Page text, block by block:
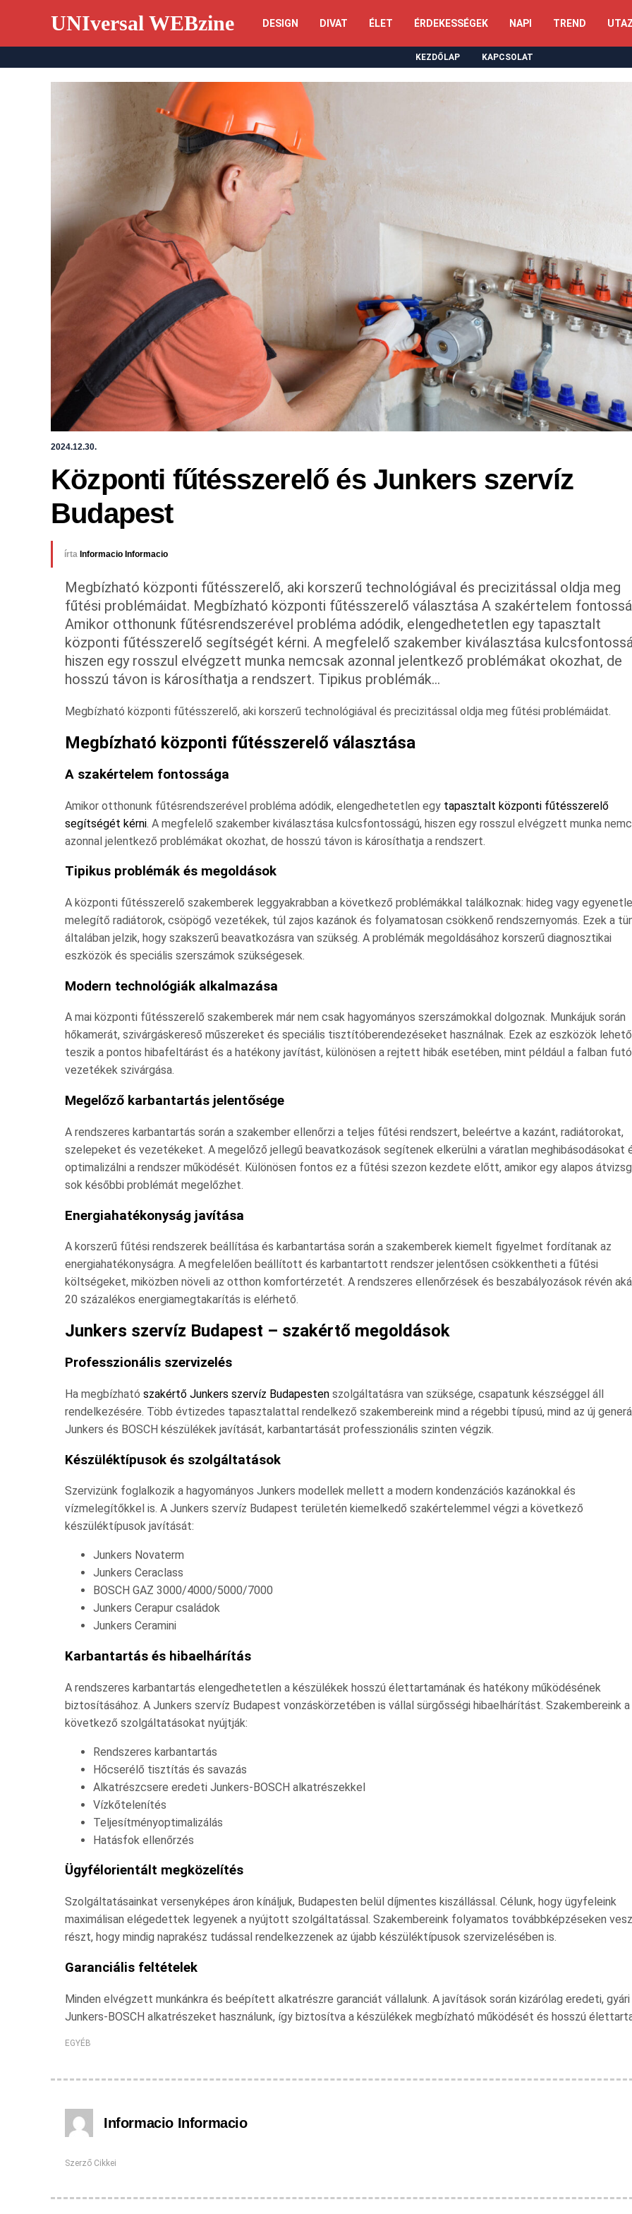
UNIversal WEBzine DESIGN DIVAT ÉLET ÉRDEKESSÉGEK NAPI TREND
KEZDŐLAP KAPCSOLAT
2024.12.30.
Központi fűtésszerelő és Junkers szervíz
Budapest
írta Informacio Informacio
Megbízható központi fűtésszerelő, aki korszerű technológiával és precizitással oldja meg
fűtési problémáidat. Megbízható központi fűtésszerelő választása A szakértelem
Amikor otthonunk fűtésrendszerével probléma adódik, elengedhetetlen egy tapasztalt
központi fűtésszerelő segítségét kérni. A megfelelő szakember kiválasztása
hiszen egy rosszul elvégzett munka nemcsak azonnal jelentkező problémákat okozhat, de
hosszú távon is károsíthatja a rendszert. Tipikus problémák…
Megbízható központi fűtésszerelő, aki korszerű technológiával és precizitással oldja meg fűtési problémáidat.
Megbízható központi fűtésszerelő választása
A szakértelem fontossága
Amikor otthonunk fűtésrendszerével probléma adódik, elengedhetetlen egy tapasztalt központi fűtésszerelő
segítségét kérni. A megfelelő szakember kiválasztása kulcsfontosságú, hiszen egy rosszul elvégzett munka
azonnal jelentkező problémákat okozhat, de hosszú távon is károsíthatja a rendszert.
Tipikus problémák és megoldások
A központi fűtésszerelő szakemberek leggyakrabban a következő problémákkal találkoznak: hideg vagy
melegítő radiátorok, csöpögő vezetékek, túl zajos kazánok és folyamatosan csökkenő rendszernyomás. Ezek a
általában jelzik, hogy szakszerű beavatkozásra van szükség. A problémák megoldásához korszerű diagnosztikai
eszközök és speciális szerszámok szükségesek.
Modern technológiák alkalmazása
A mai központi fűtésszerelő szakemberek már nem csak hagyományos szerszámokkal dolgoznak. Munkájuk során
hőkamerát, szivárgáskereső műszereket és speciális tisztítóberendezéseket használnak. Ezek az eszközök
teszik a pontos hibafeltárást és a hatékony javítást, különösen a rejtett hibák esetében, mint például a falban futó
vezetékek szivárgása.
Megelőző karbantartás jelentősége
A rendszeres karbantartás során a szakember ellenőrzi a teljes fűtési rendszert, beleértve a kazánt, radiátorokat,
szelepeket és vezetékeket. A megelőző jellegű beavatkozások segítenek elkerülni a váratlan meghibásodásokat
optimalizálni a rendszer működését. Különösen fontos ez a fűtési szezon kezdete előtt, amikor egy alapos
sok későbbi problémát megelőzhet.
Energiahatékonyság javítása
A korszerű fűtési rendszerek beállítása és karbantartása során a szakemberek kiemelt figyelmet fordítanak az
energiahatékonyságra. A megfelelően beállított és karbantartott rendszer jelentősen csökkentheti a fűtési
költségeket, miközben növeli az otthon komfortérzetét. A rendszeres ellenőrzések és beszabályozások révén
20 százalékos energiamegtakarítás is elérhető.
Junkers szervíz Budapest – szakértő megoldások
Professzionális szervizelés
Ha megbízható szakértő Junkers szervíz Budapesten szolgáltatásra van szüksége, csapatunk készséggel áll
rendelkezésére. Több évtizedes tapasztalattal rendelkező szakembereink mind a régebbi típusú, mind az új
Junkers és BOSCH készülékek javítását, karbantartását professzionális szinten végzik.
Készüléktípusok és szolgáltatások
Szervizünk foglalkozik a hagyományos Junkers modellek mellett a modern kondenzációs kazánokkal és
vízmelegítőkkel is. A Junkers szervíz Budapest területén kiemelkedő szakértelemmel végzi a következő
készüléktípusok javítását:
Junkers Novaterm
Junkers Ceraclass
BOSCH GAZ 3000/4000/5000/7000
Junkers Cerapur családok
Junkers Ceramini
Karbantartás és hibaelhárítás
A rendszeres karbantartás elengedhetetlen a készülékek hosszú élettartamának és hatékony működésének
biztosításához. A Junkers szervíz Budapest vonzáskörzetében is vállal sürgősségi hibaelhárítást. Szakembereink a
következő szolgáltatásokat nyújtják:
Rendszeres karbantartás
Hőcserélő tisztítás és savazás
Alkatrészcsere eredeti Junkers-BOSCH alkatrészekkel
Vízkőtelenítés
Teljesítményoptimalizálás
Hatásfok ellenőrzés
Ügyfélorientált megközelítés
Szolgáltatásainkat versenyképes áron kínáljuk, Budapesten belül díjmentes kiszállással. Célunk, hogy ügyfeleink
maximálisan elégedettek legyenek a nyújtott szolgáltatással. Szakembereink folyamatos továbbképzéseken
részt, hogy mindig naprakész tudással rendelkezzenek az újabb készüléktípusok szervizelésében is.
Garanciális feltételek
Minden elvégzett munkánkra és beépített alkatrészre garanciát vállalunk. A javítások során kizárólag eredeti, gyári
Junkers-BOSCH alkatrészeket használunk, így biztosítva a készülékek megbízható működését és hosszú
EGYÉB
Informacio Informacio
Szerző Cikkei